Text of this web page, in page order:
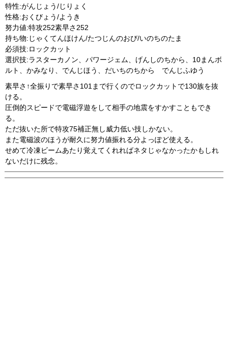
特性:がんじょう/じりょく
性格:おくびょう/ようき
努力値:特攻252素早さ252
持ち物:じゃくてんほけん/たつじんのおび/いのちのたま
必須技:ロックカット
選択技:ラスターカノン、パワージェム、げんしのちから、10まんボ
ルト、かみなり、でんじほう、だいちのちから でんじふゆう
素早さ↑全振りで素早さ101まで行くのでロックカットで130族を抜
ける。
圧倒的スピードで電磁浮遊をして相手の地震をすかすこともでき
る。
ただ抜いた所で特攻75補正無し威力低い技しかない。
また電磁波のほうが耐久に努力値振れる分よっぽど使える。
せめて冷凍ビームあたり覚えてくれればネタじゃなかったかもしれ
ないだけに残念。